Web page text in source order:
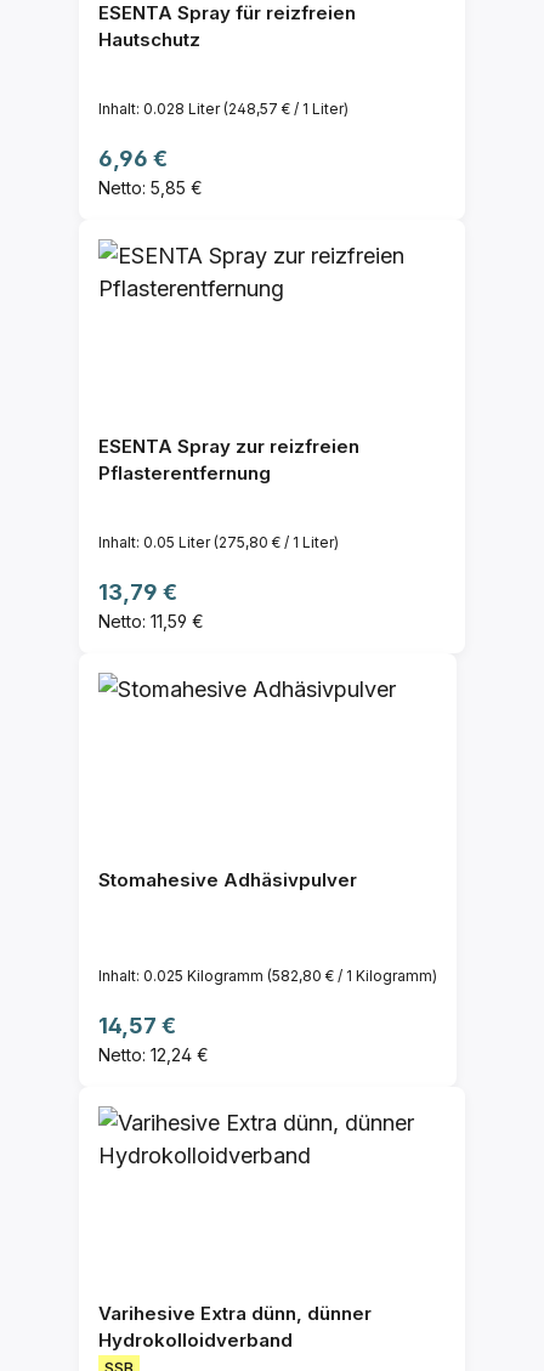
ESENTA Spray für reizfreien
Hautschutz
Inhalt: 0.028 Liter(248,57 € / 1 Liter)
Regulärer Preis:
6,96 €
Netto: 5,85 €
ESENTA Spray zur reizfreien
Pflasterentfernung
Inhalt: 0.05 Liter(275,80 € / 1 Liter)
Regulärer Preis:
13,79 €
Netto: 11,59 €
Stomahesive Adhäsivpulver
Inhalt: 0.025 Kilogramm (582,80 € / 1 Kilogramm)
Regulärer Preis:
14,57 €
Netto: 12,24 €
Varihesive Extra dünn, dünner
Hydrokolloidverband